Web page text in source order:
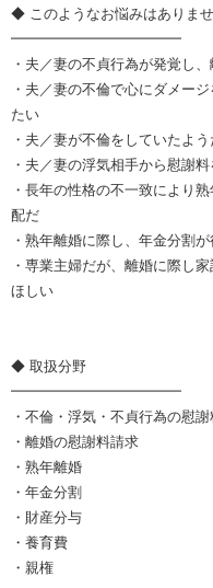
◆ このようなお悩みはありま
━━━━━━━━━━━━
・夫／妻の不貞行為が発覚し
・夫／妻の不倫で心にダメー
たい
・夫／妻が不倫をしていたよ
・夫／妻の浮気相手から慰謝
・長年の性格の不一致により
配だ
・熟年離婚に際し、年金分割
・専業主婦だが、離婚に際し
ほしい
◆ 取扱分野
━━━━━━━━━━━━
・不倫・浮気・不貞行為の慰
・離婚の慰謝料請求
・熟年離婚
・年金分割
・財産分与
・養育費
・親権